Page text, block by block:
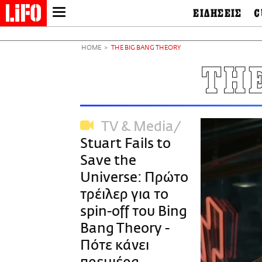
NEWSLETTER
ΑΜΠΑ
PRINT
ΕΙΔΗΣΕΙΣ
Οικονομία
Πολιτισμός
European Lifo
&
HOME THE BIG BANG THEORY
TV & Media
Stuart Fails to
Save the
Universe: Πρώτο
τρέιλερ για το
spin-off του Bing
Bang Theory -
Πότε κάνει